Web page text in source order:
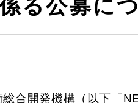
る公募に
合開発機構（以下「